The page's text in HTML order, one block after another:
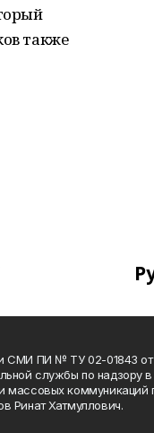
также
СМИ ПИ № ТУ 02-01843 от
службы по надзору
массовых коммуникаций
Ринат Хатмуллович.